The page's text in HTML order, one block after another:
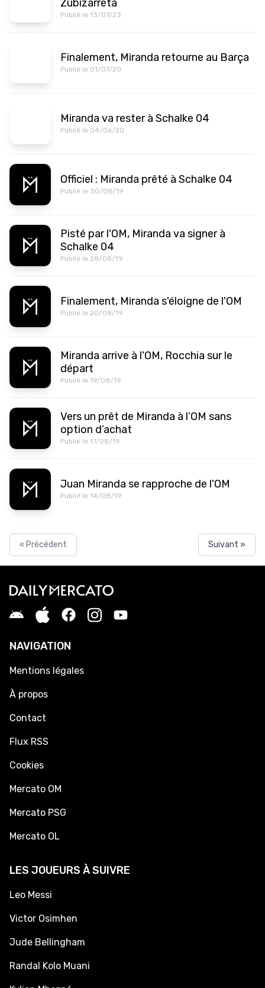
Zubizarreta
Publié le 13/07/23
Finalement, Miranda retourne au Barça
Publié le 01/07/20
Miranda va rester à Schalke 04
Publié le 04/06/20
Officiel : Miranda prêté à Schalke 04
Publié le 30/08/19
Pisté par l'OM, Miranda va signer à
Schalke 04
Publié le 28/08/19
Finalement, Miranda s'éloigne de l'OM
Publié le 20/08/19
Miranda arrive à l'OM, Rocchia sur le
départ
Publié le 19/08/19
Vers un prêt de Miranda à l’OM sans
option d’achat
Publié le 17/08/19
Juan Miranda se rapproche de l'OM
Publié le 14/08/19
« Précédent Suivant »
NAVIGATION
Mentions légales
À propos
Contact
Flux RSS
Cookies
Mercato OM
Mercato PSG
Mercato OL
LES JOUEURS À SUIVRE
Leo Messi
Victor Osimhen
Jude Bellingham
Randal Kolo Muani